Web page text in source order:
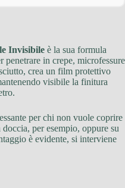
Invisibile è la sua formula
penetrare in crepe, microfessure
crea un film protettivo
visibile la finitura
per chi non vuole coprire
per esempio, oppure su
è evidente, si interviene